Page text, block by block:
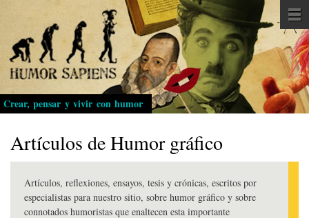
Pasar
al
contenido
principal
Crear, pensar y vivir con humor
Artículos de Humor gráfico
Artículos, reflexiones, ensayos, tesis y crónicas, escritos por
especialistas para nuestro sitio, sobre humor gráfico y sobre
connotados humoristas que enaltecen esta importante